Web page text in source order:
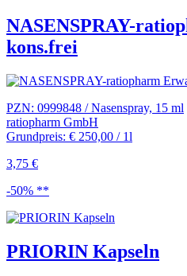
NASENSPRAY-
kons.frei
PZN: 0999848 / Nasenspray, 15 ml
ratiopharm GmbH
Grundpreis: € 250,00 / 1l
3,75 €
-50% **
PRIORIN Kapseln